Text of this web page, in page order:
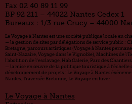
Fax 02 40 89 11 99
BP 92 211 – 44022 Nantes Cedex 1
Bureaux : 1/3 rue Crucy – 44000
Le Voyage à Nantes est une société publique locale en
— la gestion de sites par délégations de service public :
Bretagne, parcours artistiques (Voyage à Nantes
Saint-Nazaire, Voyage dans le Vignoble), Machines de
l’abolition de l’esclavage, Hab Galerie, Parc des Chantiers.
— la mise en œuvre de la politique touristique à l’échelle
développement de projets : Le Voyage à Nantes
Nantes, Traversée Bretonne, Le Voyage en hiver.
Le Voyage à Nantes